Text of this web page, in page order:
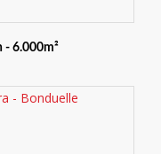
- 6.000m²